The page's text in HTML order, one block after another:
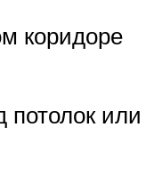
коридоре
или